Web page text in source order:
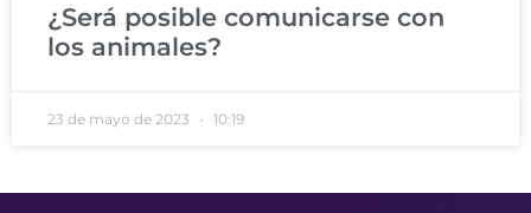
¿Será posible comunicarse con
los animales?
23 de mayo de 2023 10:19